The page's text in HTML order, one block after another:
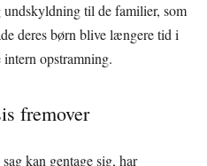
til de familier, som
deres børn blive længere tid i
intern opstramning.
fremover
kan gentage sig, har